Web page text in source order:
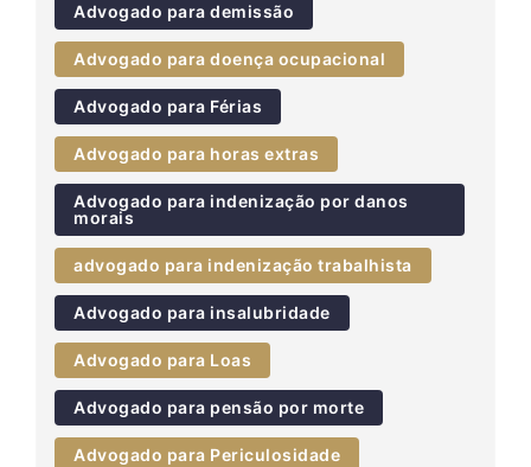
Advogado para demissão
Advogado para doença ocupacional
Advogado para Férias
Advogado para horas extras
Advogado para indenização por danos
morais
advogado para indenização trabalhista
Advogado para insalubridade
Advogado para Loas
Advogado para pensão por morte
Advogado para Periculosidade